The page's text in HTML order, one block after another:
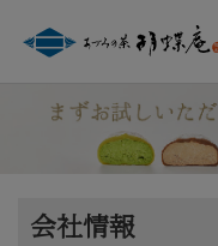
会社情報